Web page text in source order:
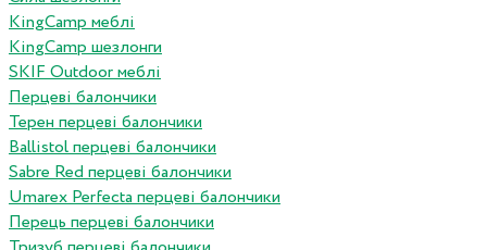
KingCamp меблі
KingCamp шезлонги
SKIF Outdoor меблі
Перцеві балончики
Терен перцеві балончики
Ballistol перцеві балончики
Sabre Red перцеві балончики
Umarex Perfecta перцеві балончики
Перець перцеві балончики